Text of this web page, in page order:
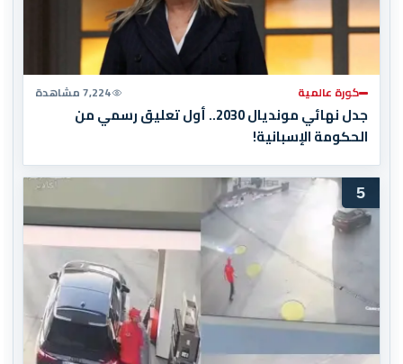
كورة عالمية 7,224 مشاهدة
جدل نهائي مونديال 2030.. أول تعليق رسمي من
الحكومة الإسبانية!
5